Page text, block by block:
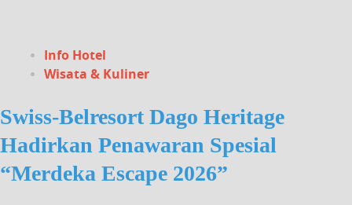
Info Hotel
Wisata & Kuliner
Swiss-Belresort Dago Heritage
Hadirkan Penawaran Spesial
“Merdeka Escape 2026”